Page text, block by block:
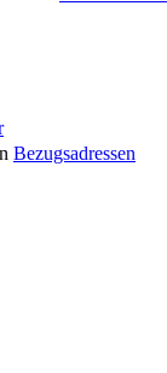
Bezugsadressen